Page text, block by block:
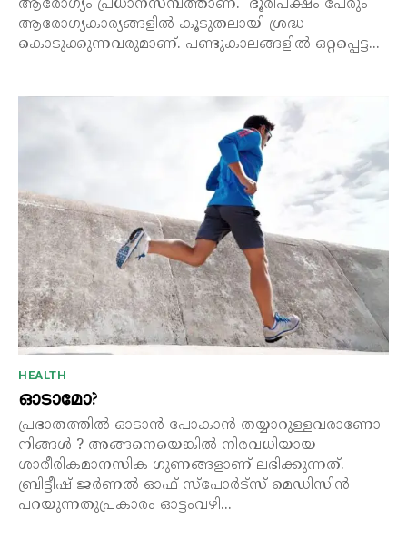
ആരോഗ്യം പ്രധാനസമ്പത്താണ്. ഭൂരിപക്ഷം പേരും
ആരോഗ്യകാര്യങ്ങളിൽ കൂടുതലായി ശ്രദ്ധ
കൊടുക്കുന്നവരുമാണ്. പണ്ടുകാലങ്ങളിൽ ഒറ്റപ്പെട്ട...
HEALTH
ഓടാമോ?
പ്രഭാതത്തിൽ ഓടാൻ പോകാൻ തയ്യാറുള്ളവരാണോ
നിങ്ങൾ ? അങ്ങനെയെങ്കിൽ നിരവധിയായ
ശാരീരികമാനസിക ഗുണങ്ങളാണ് ലഭിക്കുന്നത്.
ബ്രിട്ടീഷ് ജർണൽ ഓഫ് സ്പോർട്സ് മെഡിസിൻ
പറയുന്നതുപ്രകാരം ഓട്ടംവഴി...